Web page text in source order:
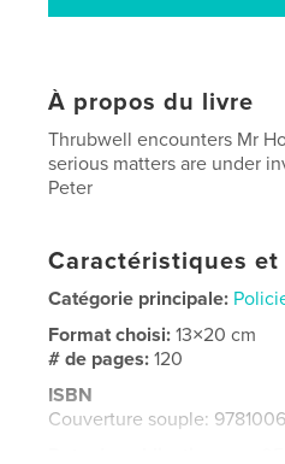
À propos du livre
Thrubwell encounters Mr
serious matters are under
Peter
Caractéristiques
Catégorie principale:
Format choisi:13×20 cm
# de pages:120
ISBN
Couverture souple: